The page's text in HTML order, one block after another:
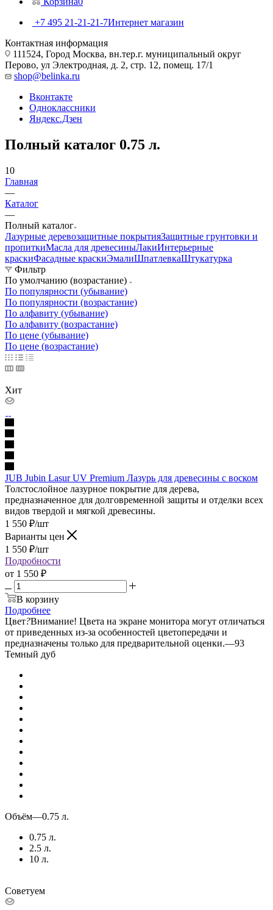
+7 495 21-21-21-7Интернет магазин
Контактная информация
111524, Город Москва, вн.тер.г. муниципальный округ
Перово, ул Электродная, д. 2, стр. 12, помещ. 17/1
shop@belinka.ru
Вконтакте
Одноклассники
Яндекс.Дзен
Полный каталог 0.75 л.
10
Главная
—
Каталог
—
Полный каталог
Лазурные деревозащитные покрытияЗащитные грунтовки и
пропиткиМасла для древесиныЛакиИнтерьерные
краскиФасадные краскиЭмалиШпатлевкаШтукатурка
Фильтр
По умолчанию (возрастание)
По популярности (убывание)
По популярности (возрастание)
По алфавиту (убывание)
По алфавиту (возрастание)
По цене (убывание)
По цене (возрастание)
Хит
JUB Jubin Lasur UV Premium Лазурь для древесины с воском
Толстослойное лазурное покрытие для дерева,
предназначенное для долговременной защиты и отделки всех
видов твердой и мягкой древесины.
1 550 ₽/шт
Варианты цен
1 550 ₽/шт
Подробности
от 1 550 ₽
В корзину
Подробнее
Цвет?Внимание! Цвета на экране монитора могут отличаться
от приведенных из-за особенностей цветопередачи и
предназначены только для предварительной оценки.—93
Темный дуб
Объём—0.75 л.
0.75 л.
2.5 л.
10 л.
Советуем